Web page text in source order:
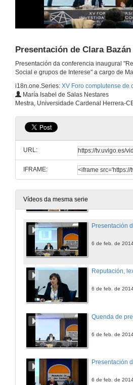
Presentación de Clara Bazán
Presentación da conferencia inaugural
Social e grupos de Interese" a cargo de
i18n.one.Series: XV Foro complutense de
María Isabel de Salas Nestares
Mestra, Universidade Cardenal Herrera-
URL:
IFRAME:
Vídeos da mesma serie
6 de feb. de
6 de feb. de
Juan
6 de feb. de
6 de feb. de 2014
Presentación
6 de feb. de
6 de feb. de
6 de feb. de
Presentación
6 de feb. de